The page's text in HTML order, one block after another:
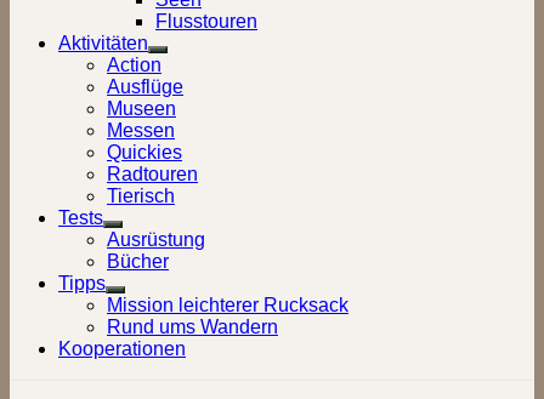
sub
menu
Flusstouren
Aktivitäten
Show
sub
menu
Action
Ausflüge
Museen
Messen
Quickies
Radtouren
Tierisch
Tests
Show
sub
menu
Ausrüstung
Bücher
Tipps
Show
sub
menu
Mission leichterer Rucksack
Rund ums Wandern
Kooperationen